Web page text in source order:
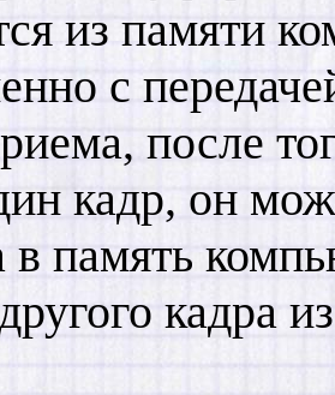
из памяти
с
после
кадр, он
в память
кадра